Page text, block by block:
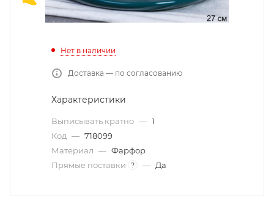
Нет в наличии
Доставка — по согласованию
Характеристики
Выписывать кратно — 1
Код — 718099
Материал — Фарфор
Прямые поставки
? — Да